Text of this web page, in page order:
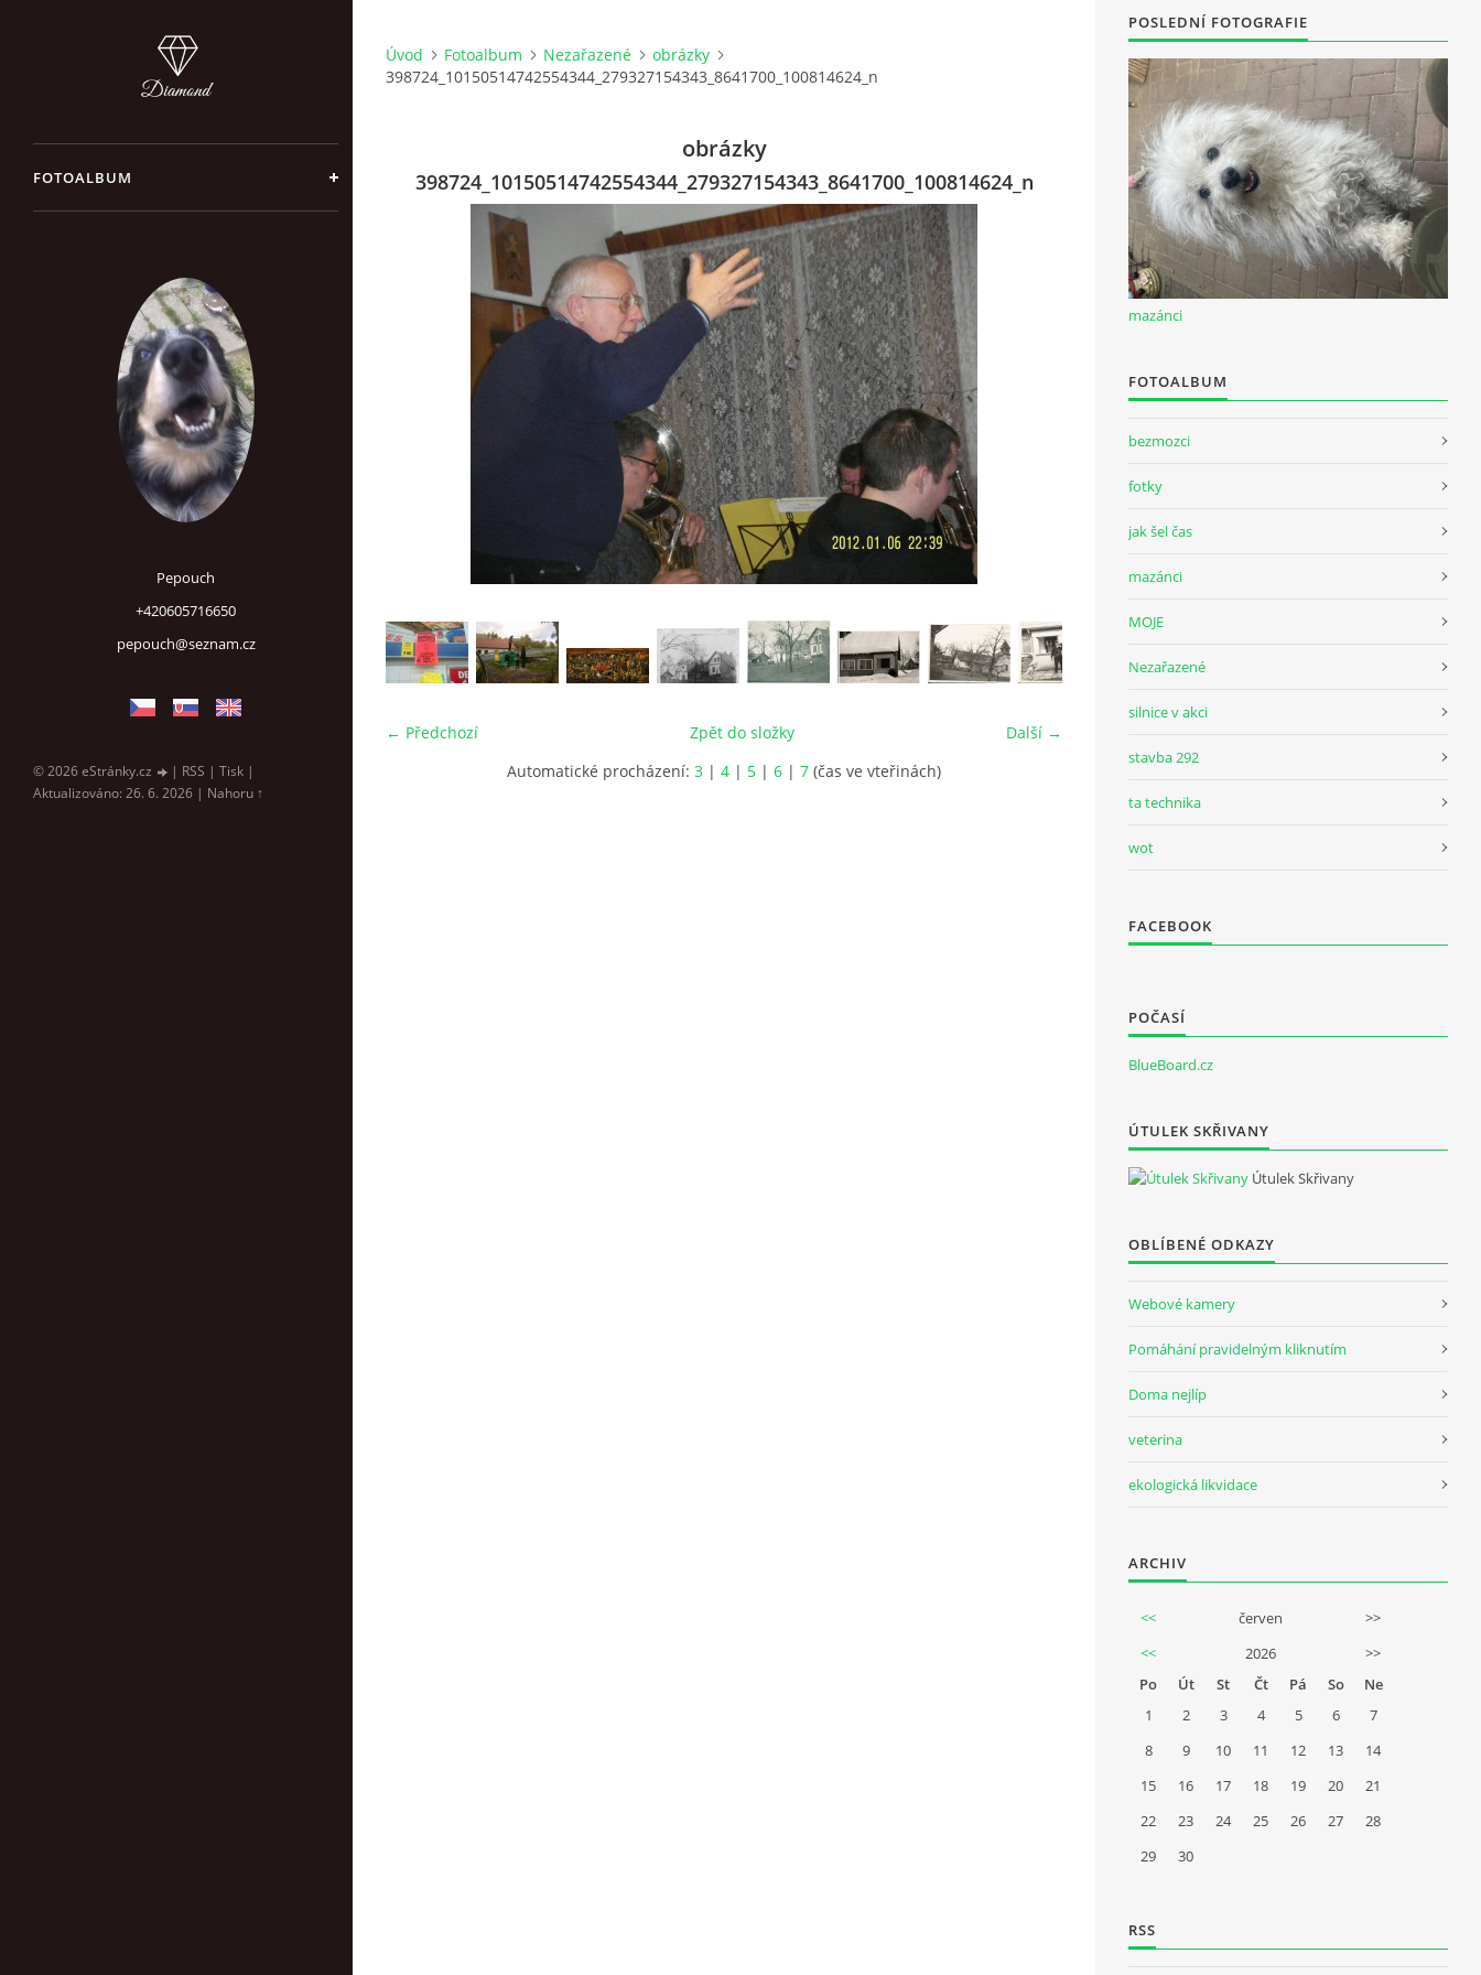
FOTOALBUM
Pepouch
+420605716650
pepouch@seznam.cz
© 2026 eStránky.cz | RSS | Tisk |
Aktualizováno: 26. 6. 2026 | Nahoru ↑
Úvod Fotoalbum Nezařazené
obrázky
398724_10150514742554344_279327154343_8641700_100814624_n
obrázky
398724_10150514742554344_279327154343_8641700_100814624_n
← Předchozí Další →
Zpět do složky
Automatické procházení: 3 | 4 | 5 | 6 | 7 (čas ve vteřinách)
POSLEDNÍ FOTOGRAFIE
mazánci
FOTOALBUM
bezmozci
fotky
jak šel čas
mazánci
MOJE
Nezařazené
silnice v akci
stavba 292
ta technika
wot
FACEBOOK
POČASÍ
BlueBoard.cz
ÚTULEK SKŘIVANY
Útulek Skřivany
OBLÍBENÉ ODKAZY
Webové kamery
Pomáhání pravidelným kliknutím
Doma nejlíp
veterina
ekologická likvidace
ARCHIV
<< červen
>>
<<
2026
>>
Po
Út St Čt Pá So
Ne
1
2 3 4 5 6
7
8
9 10 11 12 13
14
15
16 17 18 19 20
21
22
23 24 25 26 27
28
29
30
RSS